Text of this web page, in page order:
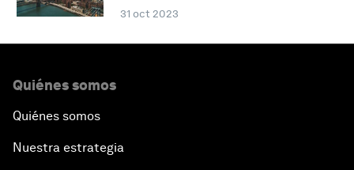
31 oct 2023
Quiénes somos
Quiénes somos
Nuestra estrategia